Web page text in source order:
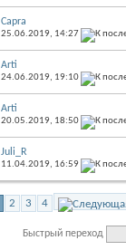
Capra
25.06.2019, 14:27
Arti
24.06.2019, 19:10
Arti
20.05.2019, 18:50
Juli_R
11.04.2019, 16:59
2 3 4
Быстрый переход